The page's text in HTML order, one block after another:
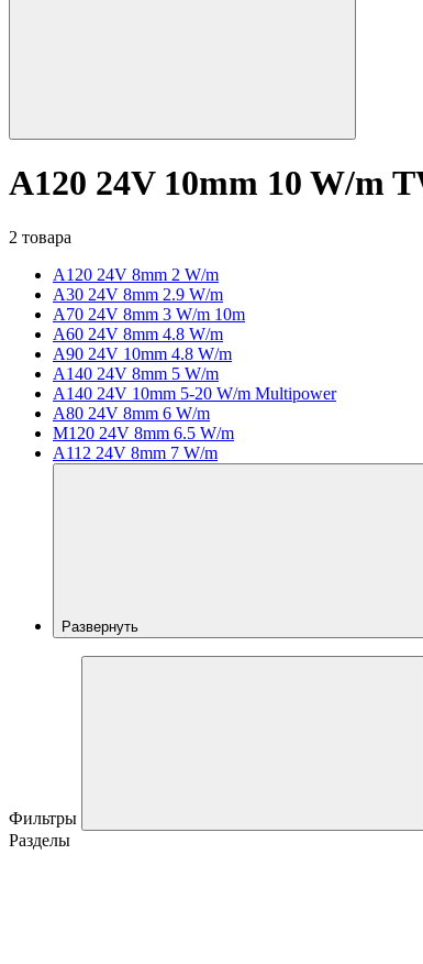
A120 24V 10mm 10 W/m
2 товара
A120 24V 8mm 2 W/m
A30 24V 8mm 2.9 W/m
A70 24V 8mm 3 W/m 10m
A60 24V 8mm 4.8 W/m
A90 24V 10mm 4.8 W/m
A140 24V 8mm 5 W/m
A140 24V 10mm 5-20 W/m Multipower
A80 24V 8mm 6 W/m
M120 24V 8mm 6.5 W/m
A112 24V 8mm 7 W/m
Развернуть
Фильтры
Разделы